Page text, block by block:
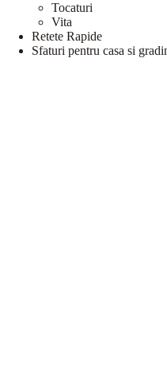
Tocaturi
Vita
Retete Rapide
Sfaturi pentru casa si